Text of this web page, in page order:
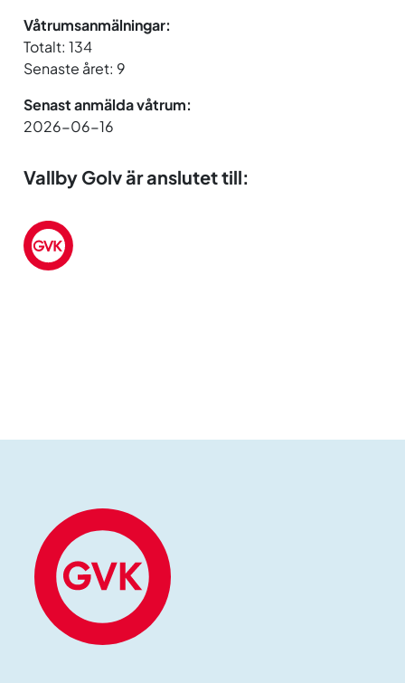
Våtrumsanmälningar:
Totalt: 134
Senaste året: 9
Senast anmälda våtrum:
2026-06-16
Vallby Golv är anslutet till: